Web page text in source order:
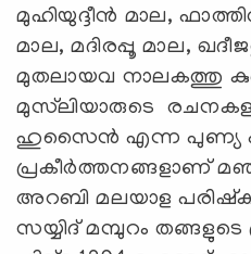
മുഹിയുദ്ദീൻ മാല,
മാല, മദിരപ്പൂ മാല,
മുതലായവ നാലകത്തു
മുസ്‌ലിയാരുടെ
ഹുസൈൻ എന്ന പുണ്യ
പ്രകീർത്തനങ്ങളാണ്
അറബി മലയാള
സയ്യിദ് മമ്പുറം